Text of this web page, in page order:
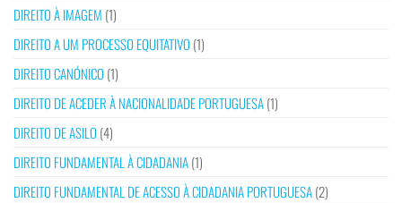
DIREITO À IMAGEM (1)
DIREITO A UM PROCESSO EQUITATIVO (1)
DIREITO CANÓNICO (1)
DIREITO DE ACEDER À NACIONALIDADE PORTUGUESA(1)
DIREITO DE ASILO (4)
DIREITO FUNDAMENTAL À CIDADANIA(1)
DIREITO FUNDAMENTAL DE ACESSO À CIDADANIA PORTUGUESA(2)